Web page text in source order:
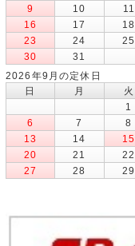
9
10 11
16
17 18
23
24 25
30
31
2026年9月の定休日
日
月 火
1
6
7 8
13
14 15
20
21 22
27
28 29